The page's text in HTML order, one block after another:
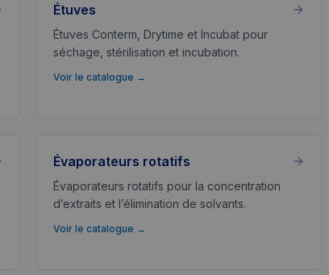
Étuves
Étuves Conterm, Drytime et Incubat pour
séchage, stérilisation et incubation.
Voir le catalogue →
Évaporateurs rotatifs
Évaporateurs rotatifs pour la concentration
d’extraits et l’élimination de solvants.
Voir le catalogue →